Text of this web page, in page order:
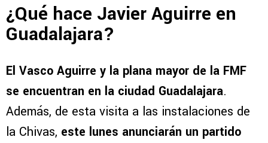
¿Qué hace Javier Aguirre en
Guadalajara?
El Vasco Aguirre y la plana mayor de la FMF
se encuentran en la ciudad Guadalajara.
Además, de esta visita a las instalaciones de
la Chivas, este lunes anunciarán un partido